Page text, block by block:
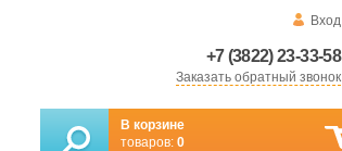
Вход
+7 (3822) 23-33-58
Заказать обратный звонок
В корзине
товаров: 0